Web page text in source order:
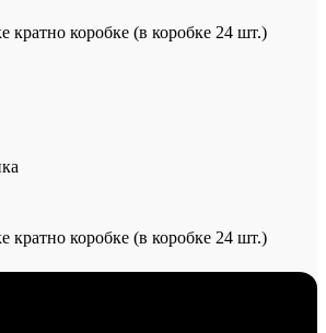
кратно коробке (в коробке 24 шт.)
кратно коробке (в коробке 24 шт.)